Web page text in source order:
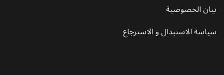
بيان الخصوصية
سياسة الاستبدال و الاسترجاع